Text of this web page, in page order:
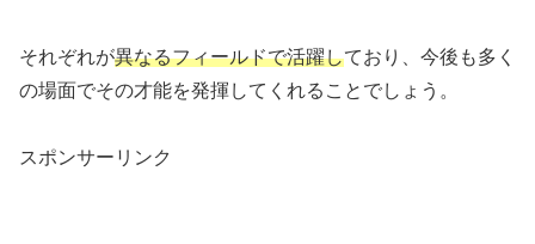
それぞれが異なるフィールドで活躍しており、今後も多く
の場面でその才能を発揮してくれることでしょう。
スポンサーリンク